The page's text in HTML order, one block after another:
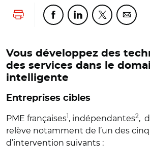
Lancer l'impressionPartager cette page sur
Partager cette
Partager
Vous développez des
des services dans le
intelligente
Entreprises cibles
PME françaises1, indépendantes2,
relève notamment de l’un des
d’intervention suivants :